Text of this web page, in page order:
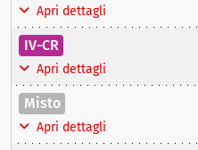
Apri dettagli
IV-CR
Apri dettagli
Misto
Apri dettagli